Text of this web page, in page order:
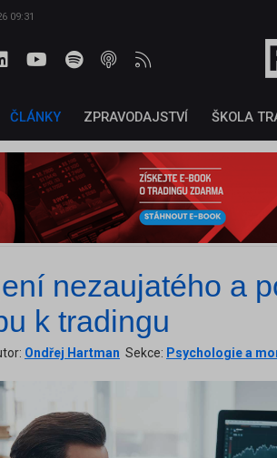
09:31
ČLÁNKY ZPRAVODAJSTVÍ ŠKOLA
nezaujatého a
k tradingu
Ondřej Hartman Sekce: Psychologie a